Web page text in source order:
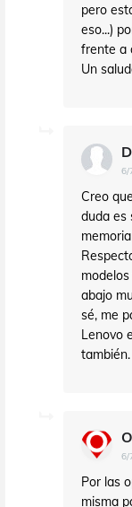
pero
eso...)
frente a
Un
6/
Creo
duda es
abajo
sé, me
Lenovo
6/
Por las
misma